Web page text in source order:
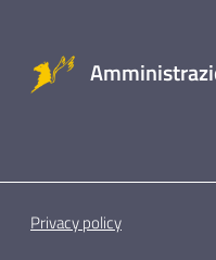
Privacy policy